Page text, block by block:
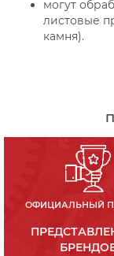
могут
листовые
камня).
ОФИЦИАЛЬНЫЙ